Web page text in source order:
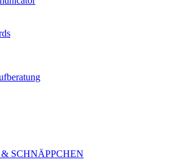
SCHNÄPPCHEN